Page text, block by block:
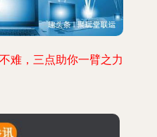
难，三点助你一臂之力